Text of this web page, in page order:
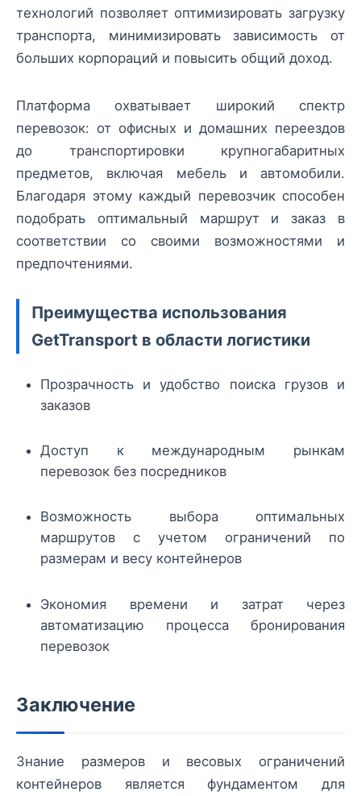
технологий позволяет оптимизировать загрузку
транспорта, минимизировать зависимость от
больших корпораций и повысить общий доход.
Платформа охватывает широкий спектр
перевозок: от офисных и домашних переездов
до транспортировки крупногабаритных
предметов, включая мебель и автомобили.
Благодаря этому каждый перевозчик способен
подобрать оптимальный маршрут и заказ в
соответствии со своими возможностями и
предпочтениями.
Преимущества использования
GetTransport в области логистики
Прозрачность и удобство поиска грузов и
заказов
Доступ к международным рынкам
перевозок без посредников
Возможность выбора оптимальных
маршрутов с учетом ограничений по
размерам и весу контейнеров
Экономия времени и затрат через
автоматизацию процесса бронирования
перевозок
Заключение
Знание размеров и весовых ограничений
контейнеров является фундаментом для